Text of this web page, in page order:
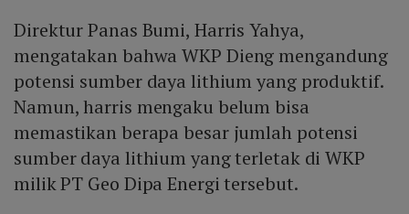
Direktur Panas Bumi, Harris Yahya,
mengatakan bahwa WKP Dieng mengandung
potensi sumber daya lithium yang produktif.
Namun, harris mengaku belum bisa
memastikan berapa besar jumlah potensi
sumber daya lithium yang terletak di WKP
milik PT Geo Dipa Energi tersebut.